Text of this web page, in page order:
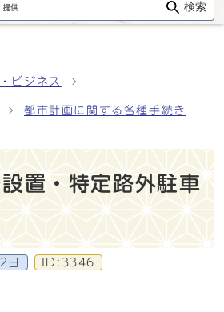
検索
ビジネス
都市計画に関する各種手続き
置・特定路外駐車
日 ID:3346